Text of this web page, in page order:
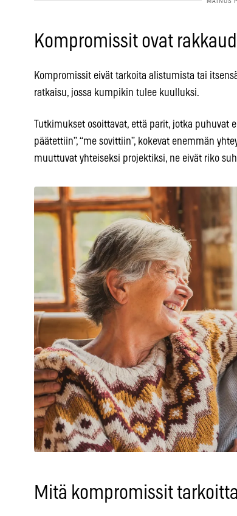
Kompromissit ovat
Kompromissit eivät tarkoita alistumista tai
ratkaisu, jossa kumpikin tulee kuulluksi.
Tutkimukset osoittavat, että parit, jotka puhuvat
päätettiin”, “me sovittiin”, kokevat enemmän
muuttuvat yhteiseksi projektiksi, ne eivät riko
Mitä kompromissit